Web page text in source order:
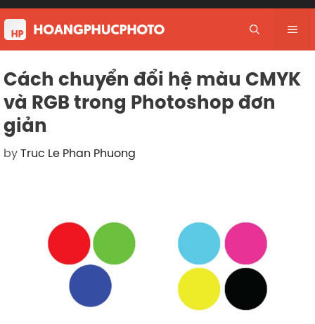
Skip
to
content
Cách chuyển đổi hệ màu CMYK
và RGB trong Photoshop đơn
giản
byTruc Le Phan Phuong